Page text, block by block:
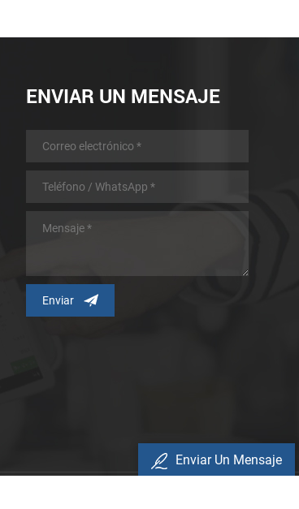
ENVIAR UN MENSAJE
Enviar Un Mensaje